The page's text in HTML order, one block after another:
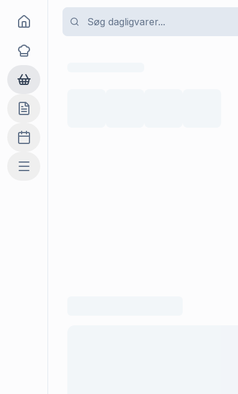
Goma
Opskrifter
Dagligvarer
Indkøbslisten
Madplan
Mere